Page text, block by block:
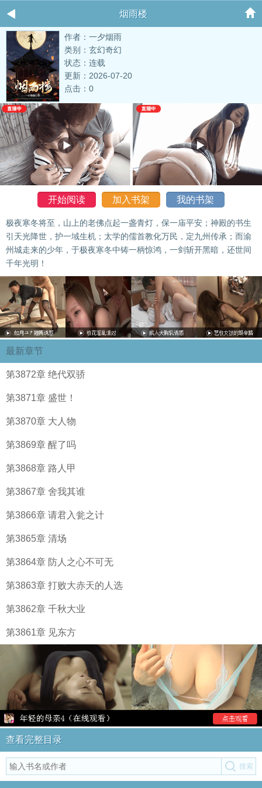
烟雨楼
作者：一夕烟雨
类别：玄幻奇幻
状态：连载
更新：2026-07-20
点击：0
开始阅读 加入书架 我的书架
极夜寒冬将至，山上的老佛点起一盏青灯，保一庙平安；神殿的书生
引天光降世，护一域生机；太学的儒首教化万民，定九州传承；而渝
州城走来的少年，于极夜寒冬中铸一柄惊鸿，一剑斩开黑暗，还世间
千年光明！
最新章节
第3872章 绝代双骄
第3871章 盛世！
第3870章 大人物
第3869章 醒了吗
第3868章 路人甲
第3867章 舍我其谁
第3866章 请君入瓮之计
第3865章 清场
第3864章 防人之心不可无
第3863章 打败大赤天的人选
第3862章 千秋大业
第3861章 见东方
查看完整目录